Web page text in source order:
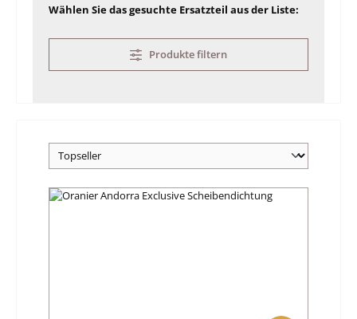
Wählen Sie das gesuchte Ersatzteil aus der Liste:
Produkte filtern